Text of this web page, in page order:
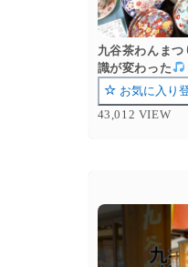
九谷茶わんま
識が変わった
お気に入り
43,012 VIEW